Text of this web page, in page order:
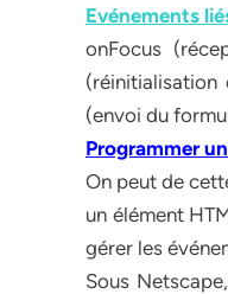
Evénements
onFocus
(envoi du
Programmer
On peut de
un élément
gérer les
Sous